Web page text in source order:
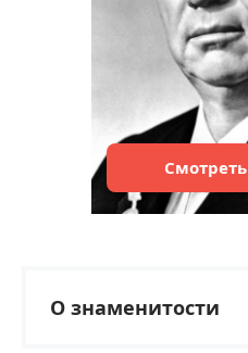
Смотреть
О знаменитости